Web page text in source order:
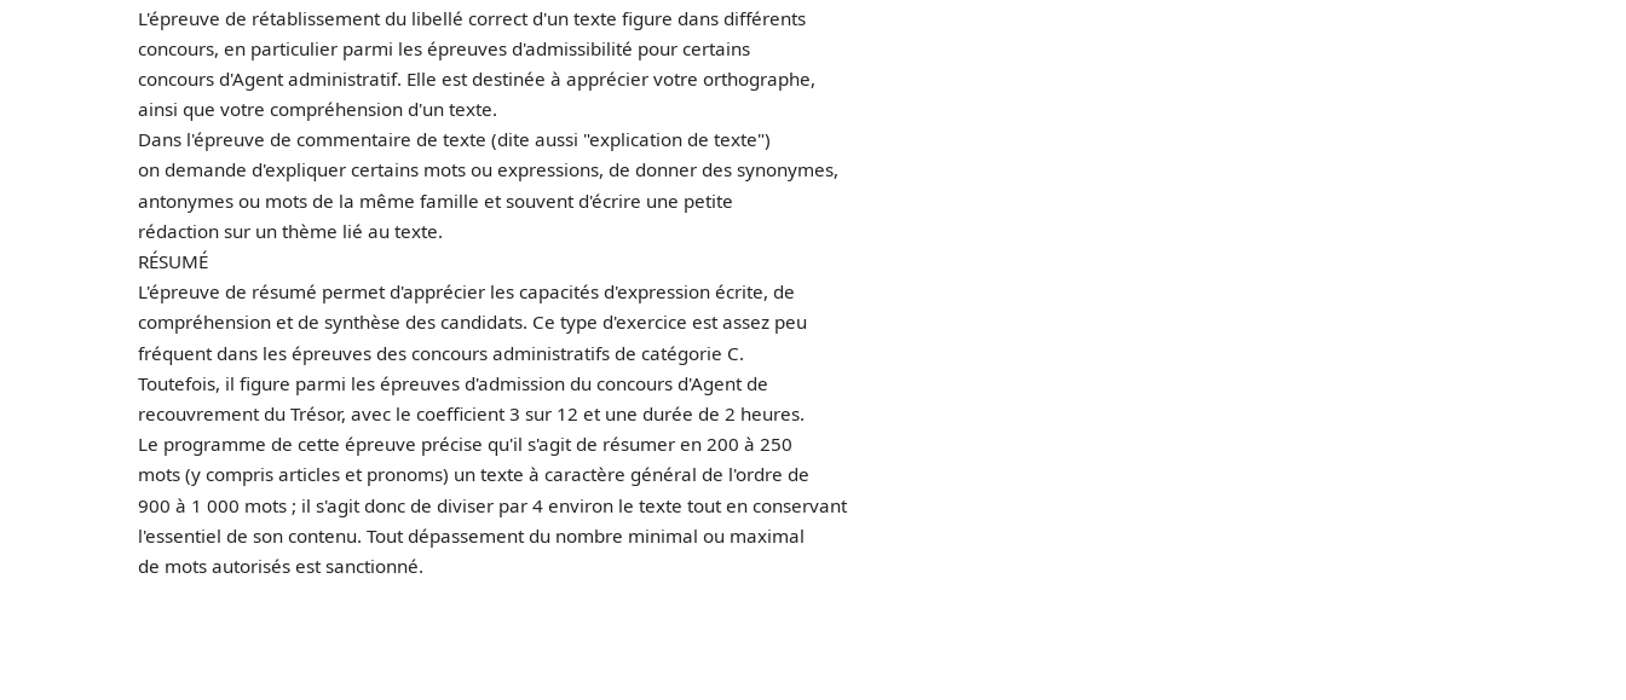
L'épreuve de rétablissement du libellé correct d'un texte figure dans différents
concours, en particulier parmi les épreuves d'admissibilité pour certains
concours d'Agent administratif. Elle est destinée à apprécier votre orthographe,
ainsi que votre compréhension d'un texte.
Dans l'épreuve de commentaire de texte (dite aussi "explication de texte")
on demande d'expliquer certains mots ou expressions, de donner des synonymes,
antonymes ou mots de la même famille et souvent d'écrire une petite
rédaction sur un thème lié au texte.
RÉSUMÉ
L'épreuve de résumé permet d'apprécier les capacités d'expression écrite, de
compréhension et de synthèse des candidats. Ce type d'exercice est assez peu
fréquent dans les épreuves des concours administratifs de catégorie C.
Toutefois, il figure parmi les épreuves d'admission du concours d'Agent de
recouvrement du Trésor, avec le coefficient 3 sur 12 et une durée de 2 heures.
Le programme de cette épreuve précise qu'il s'agit de résumer en 200 à 250
mots (y compris articles et pronoms) un texte à caractère général de l'ordre de
900 à 1 000 mots ; il s'agit donc de diviser par 4 environ le texte tout en conservant
l'essentiel de son contenu. Tout dépassement du nombre minimal ou maximal
de mots autorisés est sanctionné.